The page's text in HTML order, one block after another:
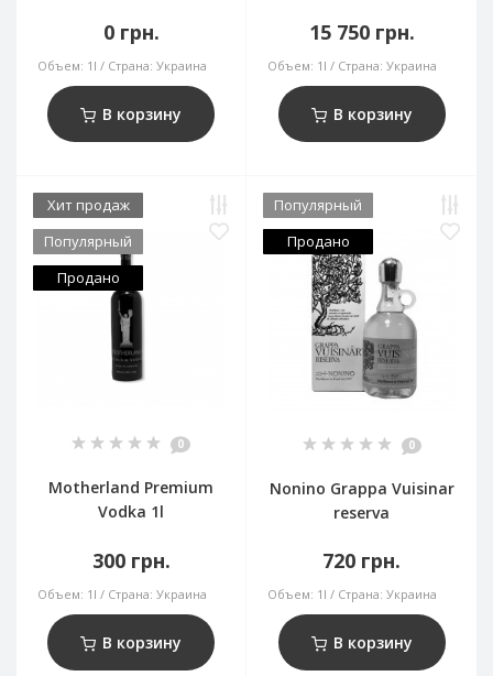
0 грн.
Объем: 1l Страна: Украина
В корзину
15 750 грн.
Объем: 1l Страна: Украина
В корзину
Хит продаж
Популярный
Продано
0
Motherland Premium
Vodka 1l
300 грн.
Объем: 1l Страна: Украина
В корзину
Популярный
Продано
0
Nonino Grappa Vuisinar
reserva
720 грн.
Объем: 1l Страна: Украина
В корзину